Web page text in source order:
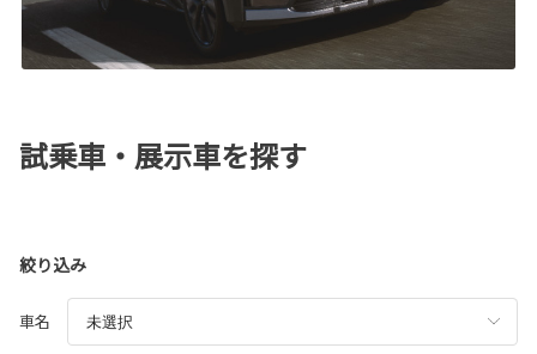
試乗車・展示車を探す
絞り込み
車名